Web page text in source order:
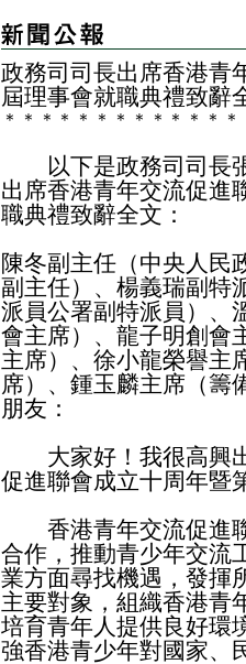
政務司司長出席香港青
屆理事會就職典禮致辭
＊ ＊ ＊ ＊ ＊ ＊ ＊ ＊ ＊ ＊ ＊ ＊ ＊
以下是政務司司長張
出席香港青年交流促進
職典禮致辭全文：
陳冬副主任（中央人民
副主任）、楊義瑞副特
派員公署副特派員）、
會主席）、龍子明創會
主席）、徐小龍榮譽主
席）、鍾玉麟主席（籌
朋友：
大家好！我很高興出
促進聯會成立十周年暨
香港青年交流促進聯
合作，推動青少年交流
業方面尋找機遇，發揮
主要對象，組織香港青
培育青年人提供良好環
強香港青少年對國家、